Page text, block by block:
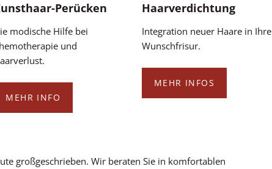
Perücken
modische Hilfe bei
und
MEHR INFO
Haarverdichtung
Integration neuer Haare in Ihre
Wunschfrisur.
MEHR INFOS
großgeschrieben. Wir beraten Sie in komfortablen